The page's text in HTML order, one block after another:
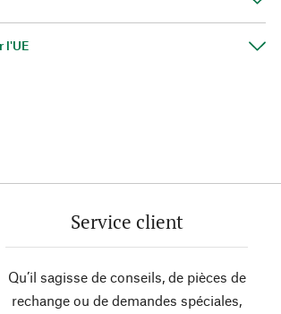
l'UE
Service client
Qu’il sagisse de conseils, de pièces de
rechange ou de demandes spéciales,